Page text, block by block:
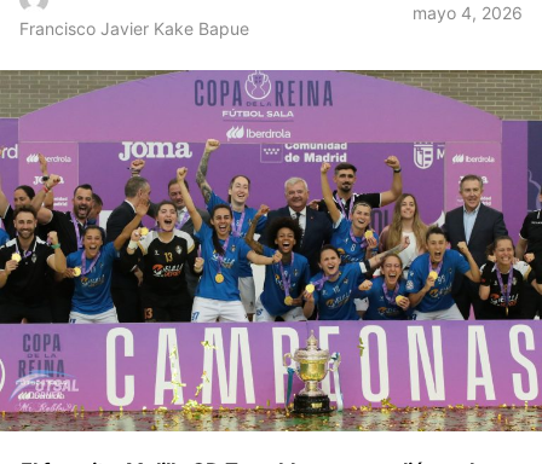
Francisco Javier Kake Bapue
mayo 4, 2026